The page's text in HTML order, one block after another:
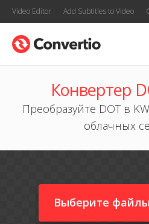
Video Editor Add Subtitles to Video
Конвертер
Преобразуйте DOT в
облачных
Выберите файлы